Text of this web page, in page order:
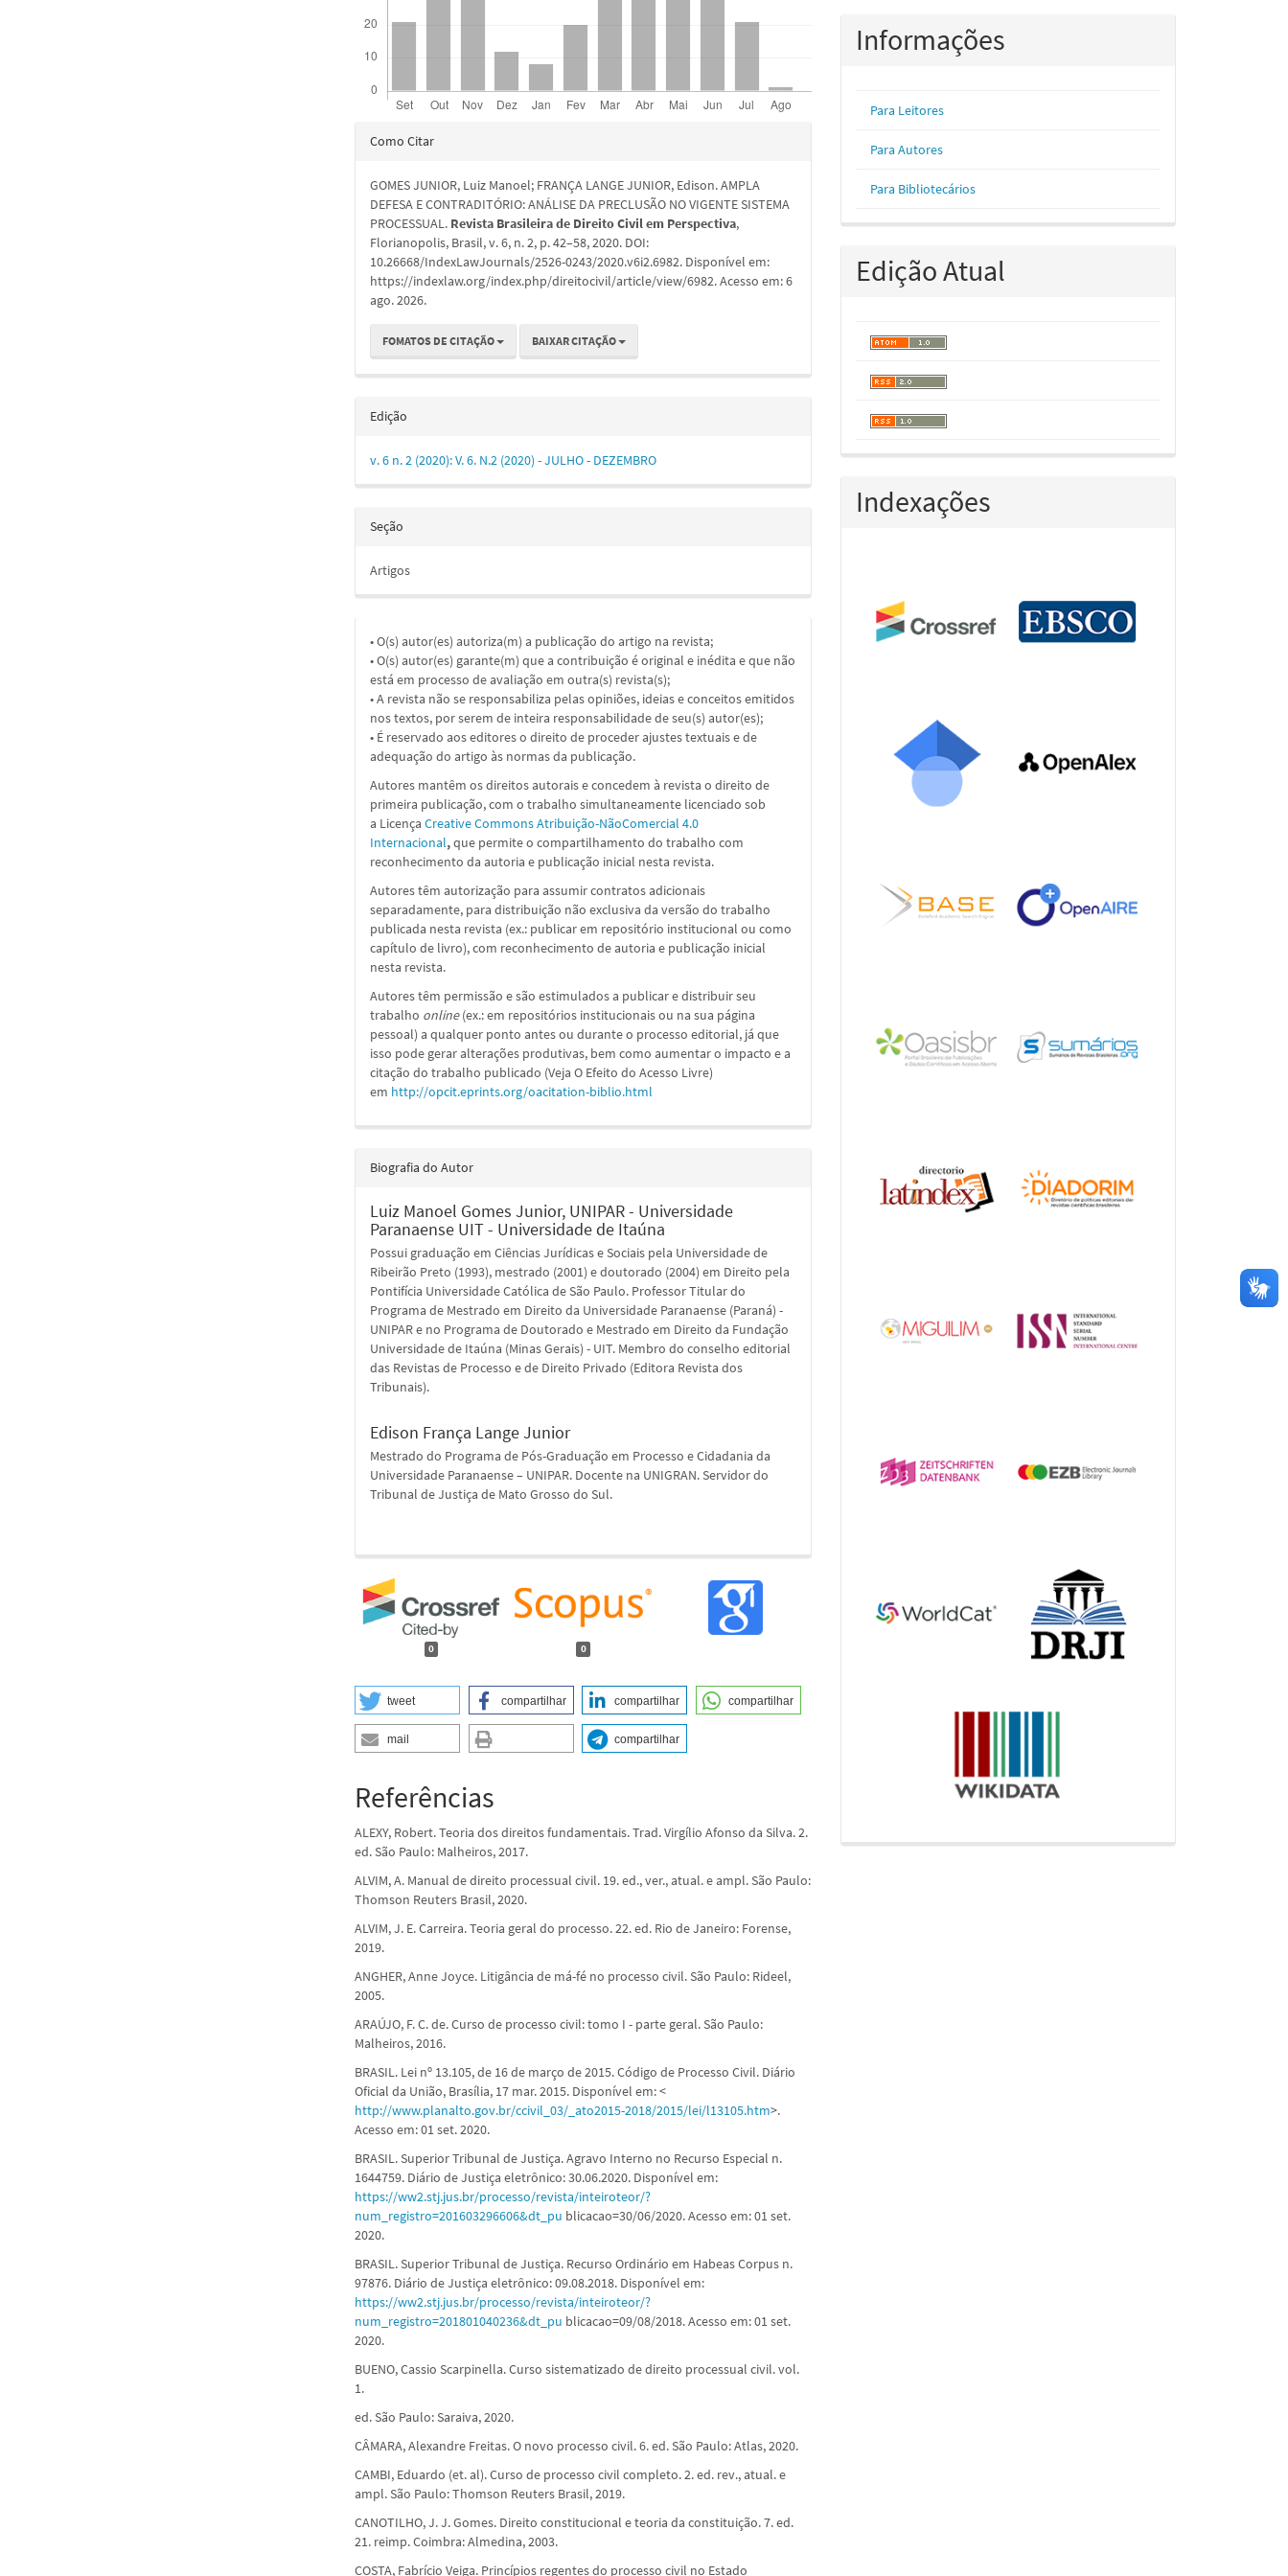
Detalhes
artigo
Como Citar
GOMES JUNIOR, Luiz Manoel; FRANÇA LANGE JUNIOR, Edison. AMPLA
DEFESA E CONTRADITÓRIO: ANÁLISE DA PRECLUSÃO NO VIGENTE SISTEMA
PROCESSUAL. Revista Brasileira de Direito Civil em Perspectiva,
Florianopolis, Brasil, v. 6, n. 2, p. 42–58, 2020. DOI:
10.26668/IndexLawJournals/2526-0243/2020.v6i2.6982. Disponível em:
https://indexlaw.org/index.php/direitocivil/article/view/6982. Acesso em: 6
ago. 2026.
FOMATOS DE CITAÇÃO BAIXAR CITAÇÃO
Edição
v. 6 n. 2 (2020): V. 6. N.2 (2020) - JULHO - DEZEMBRO
Seção
Artigos
• O(s) autor(es) autoriza(m) a publicação do artigo na revista;
• O(s) autor(es) garante(m) que a contribuição é original e inédita e que não
está em processo de avaliação em outra(s) revista(s);
• A revista não se responsabiliza pelas opiniões, ideias e conceitos emitidos
nos textos, por serem de inteira responsabilidade de seu(s) autor(es);
• É reservado aos editores o direito de proceder ajustes textuais e de
adequação do artigo às normas da publicação.
Autores mantêm os direitos autorais e concedem à revista o direito de
primeira publicação, com o trabalho simultaneamente licenciado sob
a LicençaCreative Commons Atribuição-NãoComercial 4.0
Internacional,que permite o compartilhamento do trabalho com
reconhecimento da autoria e publicação inicial nesta revista.
Autores têm autorização para assumir contratos adicionais
separadamente, para distribuição não exclusiva da versão do trabalho
publicada nesta revista (ex.: publicar em repositório institucional ou como
capítulo de livro), com reconhecimento de autoria e publicação inicial
nesta revista.
Autores têm permissão e são estimulados a publicar e distribuir seu
trabalho online(ex.: em repositórios institucionais ou na sua página
pessoal) a qualquer ponto antes ou durante o processo editorial, já que
isso pode gerar alterações produtivas, bem como aumentar o impacto e a
citação do trabalho publicado (Veja O Efeito do Acesso Livre)
em http://opcit.eprints.org/oacitation-biblio.html
Biografia do Autor
Luiz Manoel Gomes Junior, UNIPAR - Universidade
Paranaense UIT - Universidade de Itaúna
Possui graduação em Ciências Jurídicas e Sociais pela Universidade de
Ribeirão Preto (1993), mestrado (2001) e doutorado (2004) em Direito pela
Pontifícia Universidade Católica de São Paulo. Professor Titular do
Programa de Mestrado em Direito da Universidade Paranaense (Paraná) -
UNIPAR e no Programa de Doutorado e Mestrado em Direito da Fundação
Universidade de Itaúna (Minas Gerais) - UIT. Membro do conselho editorial
das Revistas de Processo e de Direito Privado (Editora Revista dos
Tribunais).
Edison França Lange Junior
Mestrado do Programa de Pós-Graduação em Processo e Cidadania da
Universidade Paranaense – UNIPAR. Docente na UNIGRAN. Servidor do
Tribunal de Justiça de Mato Grosso do Sul.
0 0
tweet compartilhar compartilhar compartilhar
mail compartilhar
Referências
ALEXY, Robert. Teoria dos direitos fundamentais. Trad. Virgílio Afonso da Silva. 2.
ed. São Paulo: Malheiros, 2017.
ALVIM, A. Manual de direito processual civil. 19. ed., ver., atual. e ampl. São Paulo:
Thomson Reuters Brasil, 2020.
ALVIM, J. E. Carreira. Teoria geral do processo. 22. ed. Rio de Janeiro: Forense,
2019.
ANGHER, Anne Joyce. Litigância de má-fé no processo civil. São Paulo: Rideel,
2005.
ARAÚJO, F. C. de. Curso de processo civil: tomo I - parte geral. São Paulo:
Malheiros, 2016.
BRASIL. Lei nº 13.105, de 16 de março de 2015. Código de Processo Civil. Diário
Oficial da União, Brasília, 17 mar. 2015. Disponível em: <
http://www.planalto.gov.br/ccivil_03/_ato2015-2018/2015/lei/l13105.htm>.
Acesso em: 01 set. 2020.
BRASIL. Superior Tribunal de Justiça. Agravo Interno no Recurso Especial n.
1644759. Diário de Justiça eletrônico: 30.06.2020. Disponível em:
https://ww2.stj.jus.br/processo/revista/inteiroteor/?
num_registro=201603296606&dt_pu blicacao=30/06/2020. Acesso em: 01 set.
2020.
BRASIL. Superior Tribunal de Justiça. Recurso Ordinário em Habeas Corpus n.
97876. Diário de Justiça eletrônico: 09.08.2018. Disponível em:
https://ww2.stj.jus.br/processo/revista/inteiroteor/?
num_registro=201801040236&dt_pu blicacao=09/08/2018. Acesso em: 01 set.
2020.
BUENO, Cassio Scarpinella. Curso sistematizado de direito processual civil. vol.
1.
ed. São Paulo: Saraiva, 2020.
CÂMARA, Alexandre Freitas. O novo processo civil. 6. ed. São Paulo: Atlas, 2020.
CAMBI, Eduardo (et. al). Curso de processo civil completo. 2. ed. rev., atual. e
ampl. São Paulo: Thomson Reuters Brasil, 2019.
CANOTILHO, J. J. Gomes. Direito constitucional e teoria da constituição. 7. ed.
21. reimp. Coimbra: Almedina, 2003.
COSTA, Fabrício Veiga. Princípios regentes do processo civil no Estado
Informações
Para Leitores
Para Autores
Para Bibliotecários
Edição Atual
Indexações